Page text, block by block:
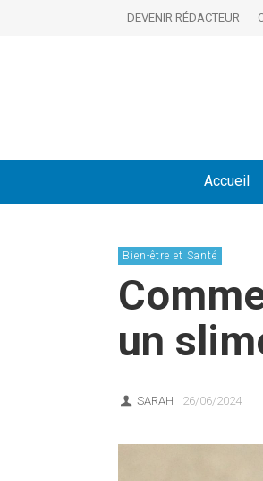
DEVENIR RÉDACTEUR
Accueil
Bien-être et Santé
un
SARAH 26/06/2024